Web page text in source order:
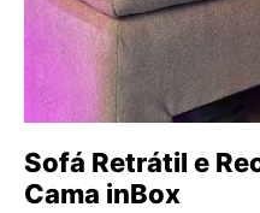
Sofá Retrátil e
Cama inBox